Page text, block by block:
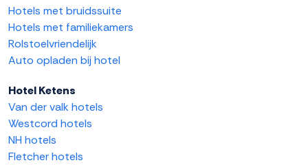
Hotels met bruidssuite
Hotels met familiekamers
Rolstoelvriendelijk
Auto opladen bij hotel
Hotel Ketens
Van der valk hotels
Westcord hotels
NH hotels
Fletcher hotels